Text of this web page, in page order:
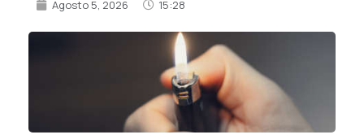
Agosto 5, 2026 15:28